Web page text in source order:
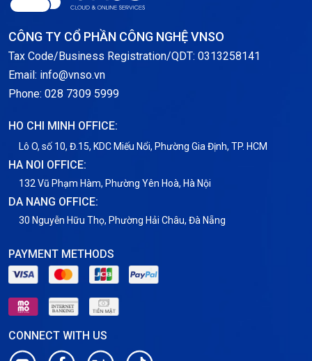
Notification
Thông tin chung
Tin tức
CÔNG TY CỔ PHẦN CÔNG NGHỆ VNSO
Tax Code/Business Registration/QDT: 0313258141
Email: info@vnso.vn
Phone: 028 7309 5999
HO CHI MINH OFFICE:
Lô O, số 10, Đ.15, KDC Miếu Nổi, Phường Gia Định, TP. HCM
HA NOI OFFICE:
132 Vũ Phạm Hàm, Phường Yên Hoà, Hà Nội
DA NANG OFFICE:
30 Nguyễn Hữu Thọ, Phường Hải Châu, Đà Nẵng
PAYMENT METHODS
CONNECT WITH US